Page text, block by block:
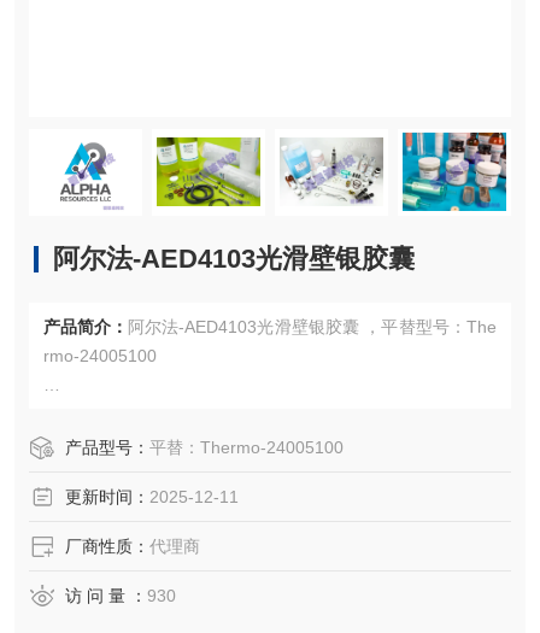
阿尔法-AED4103光滑壁银胶囊
产品简介： 阿尔法-AED4103光滑壁银胶囊 ，平替型号：The
rmo-24005100
AED4103光滑壁银胶囊 (H=5mm, D=2mm)
250pcs/盒
OEM 零件号
产品型号： 平替：Thermo-24005100
更新时间： 2025-12-11
厂商性质： 代理商
访 问 量 ： 930